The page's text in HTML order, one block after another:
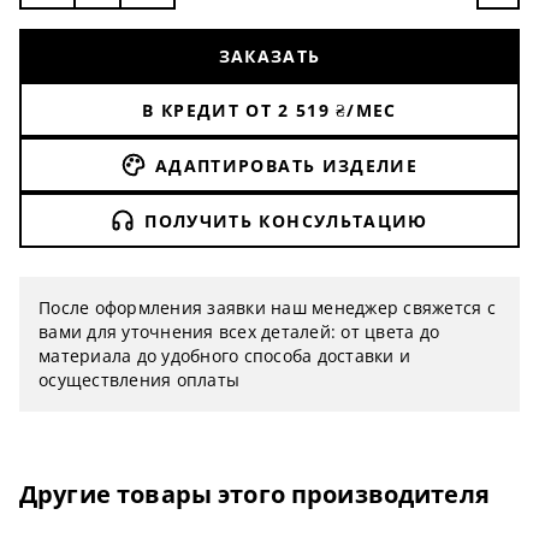
ЗАКАЗАТЬ
В КРЕДИТ ОТ 2 519 ₴/МЕС
АДАПТИРОВАТЬ ИЗДЕЛИЕ
ПОЛУЧИТЬ КОНСУЛЬТАЦИЮ
После оформления заявки наш менеджер свяжется с
вами для уточнения всех деталей: от цвета до
материала до удобного способа доставки и
осуществления оплаты
Другие товары этого производителя